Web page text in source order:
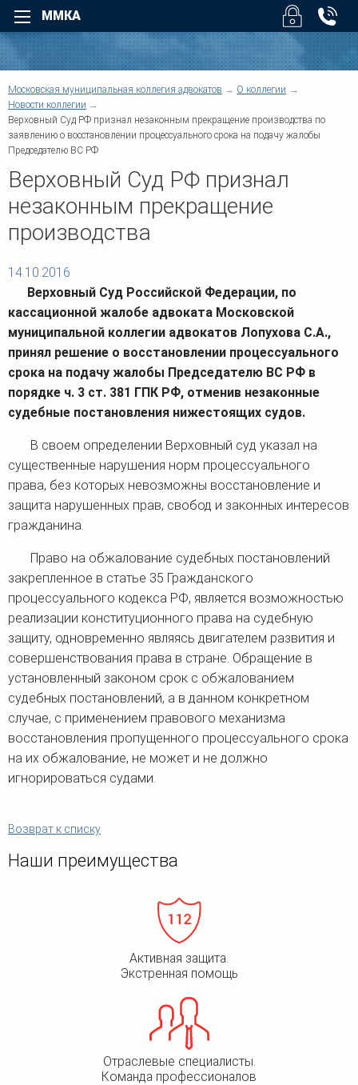
Назад
О коллегии
Новости коллегии
Видео ММКА
Назад
Услуги
Для физических лиц
Назад
Для физических лиц
Взыскание долгов
Возмещение вреда
Трудовые споры
Семейные споры
Наследство
Военное право
Защита прав потребителей
Медиация
Медицинское право
Миграционное право
Недвижимость
Неимущественные права
Страхование
Для юридических лиц
Назад
Для юридических лиц
Безопасность бизнеса
Налоговые споры
Взыскание дебиторской
задолженности
Административные споры
Корпоративные споры
Предпринимательское
Регистрация и ликвидация
Споры по строительному
Уголовные споры
Урегулирование споров в
досудебном порядке
Назад
Суды
Назад
Верховный Суд РФ -
Другие суды
Европейский Суд по
человека (Страсбург)
ММКА
Московская муниципальная коллегия адвокатов
О коллегии
Новости коллегии
Верховный Суд РФ признал незаконным прекращение производства по
заявлению о восстановлении процессуального срока на подачу жалобы
Председателю ВС РФ
Верховный Суд РФ признал
незаконным прекращение
производства
14.10.2016
Верховный Суд Российской Федерации, по
кассационной жалобе адвоката Московской
муниципальной коллегии адвокатов Лопухова С.А.,
принял решение о восстановлении процессуального
срока на подачу жалобы Председателю ВС РФ в
порядке ч. 3 ст. 381 ГПК РФ, отменив незаконные
судебные постановления нижестоящих судов.
В своем определении Верховный суд указал на
существенные нарушения норм процессуального
права, без которых невозможны восстановление и
защита нарушенных прав, свобод и законных интересов
гражданина.
Право на обжалование судебных постановлений
закрепленное в статье 35 Гражданского
процессуального кодекса РФ, является возможностью
реализации конституционного права на судебную
защиту, одновременно являясь двигателем развития и
совершенствования права в стране. Обращение в
установленный законом срок с обжалованием
судебных постановлений, а в данном конкретном
случае, с применением правового механизма
восстановления пропущенного процессуального срока
на их обжалование, не может и не должно
игнорироваться судами.
Возврат к списку
Наши преимущества
Активная защита.
Экстренная помощь
Отраслевые специалисты.
Команда профессионалов